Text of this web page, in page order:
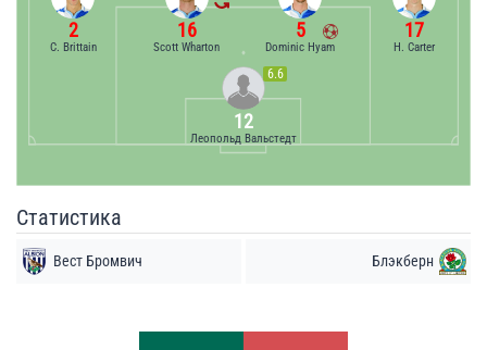
6.6
12
Леопольд Вальстедт
2
C. Brittain
16
Scott Wharton
5
Dominic Hyam
17
H. Carter
Статистика
Вест Бромвич Блэкберн